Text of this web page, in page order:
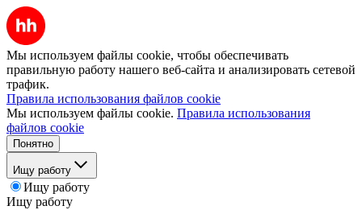
Мы используем файлы cookie, чтобы обеспечивать
правильную работу нашего веб-сайта и анализировать сетевой
трафик.
Правила использования файлов cookie
Мы используем файлы cookie. Правила использования
файлов cookie
Понятно
Ищу работу
Ищу работу
Ищу работу